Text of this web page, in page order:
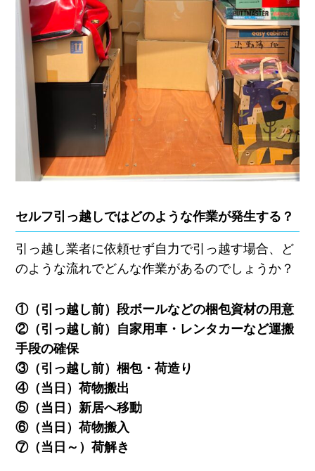
セルフ引っ越しではどのような作業が発生する？
引っ越し業者に依頼せず自力で引っ越す場合、ど
のような流れでどんな作業があるのでしょうか？
①（引っ越し前）段ボールなどの梱包資材の用意
②（引っ越し前）自家用車・レンタカーなど運搬
手段の確保
③（引っ越し前）梱包・荷造り
④（当日）荷物搬出
⑤（当日）新居へ移動
⑥（当日）荷物搬入
⑦（当日～）荷解き